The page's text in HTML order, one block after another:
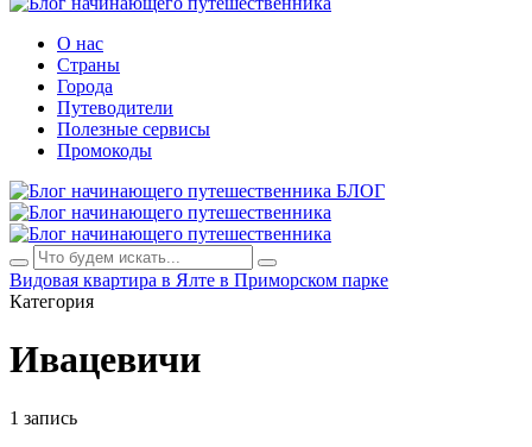
О нас
Страны
Города
Путеводители
Полезные сервисы
Промокоды
БЛОГ
Видовая квартира в Ялте в Приморском парке
Категория
Ивацевичи
1 запись